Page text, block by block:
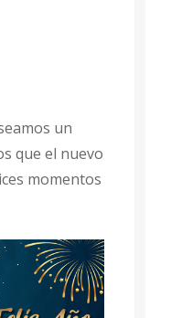
un
que el nuevo
momentos